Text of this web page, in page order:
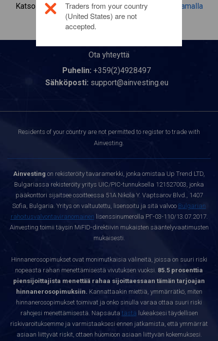
Katso lisätietoa tästä sijoitustuotteesta
napsauttamalla
tästä
Ota yhteyttä
Puhelin: +359(2)4928497
Sähköposti: support@ainvesting.eu
Residents of your country are not permitted to register to trade with
Ainvesting.
Ainvesting on rekisteröity tavaramerkki, jonka omistaa Up Trend LTD,
Bulgariassa rekisteröity yritys UIC/PIC-tunnuksella 121527003, jonka
pääkonttori sijaitsee osoitteessa 51A Nikola Y. Vaptsarov Blvd., 1407
Sofia, Bulgaria. Yritys on valtuutettu, lisensoitu ja sitä valvoo Bulgarian
rahoitusvalvontaviranomainen lisenssinumerolla РГ-03-110/13.07.2017.
Ainvesting toimii täysin MiFID-direktiivin mukaisten sääntelyvaatimusten
mukaisesti.
Hinnanerosopimukset ovat monimutkaisia välineitä, joissa on suuri riski
nopeasta rahan menettämisestä vivutuksen vuoksi. 85.5 prosenttia
piensijoittajista menettää rahaa sijoittaessaan tämän tarjoajan
hinnanerosopimuksiin. Kannattaakin miettiä, ymmärrätkö, miten
hinnanerosopimukset toimivat ja onko sinulla varaa ottaa suuri riski
rahojesi menettämisestä. Napsauta tästä lukeaksesi täydellisen
riskivaroituksemme ja varmistaaksesi ennen jatkamista, että ymmärrät
asiaan liittyvät riskit, ottaen huomioon asiaan liittyvän kokemuksesi.
Traders from your country
(United States) are not
accepted.